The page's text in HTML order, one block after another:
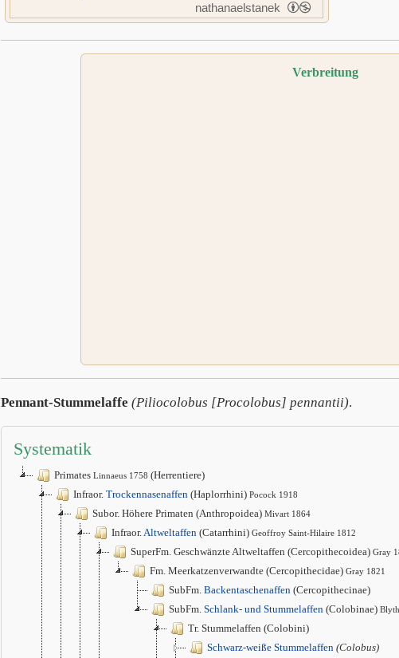
nathanaelstanek
Verbreitung
Pennant-Stummelaffe (Piliocolobus [Procolobus] pennantii).
Systematik
Primates Linnaeus 1758 (Herrentiere)
Infraor. Trockennasenaffen (Haplorrhini) Pocock 1918
Subor. Höhere Primaten (Anthropoidea) Mivart 1864
Infraor.Altweltaffen (Catarrhini) Geoffroy Saint-Hilaire 1812
SuperFm. Geschwänzte Altweltaffen (Cercopithecoidea) Gray
Fm. Meerkatzenverwandte (Cercopithecidae) Gray 1821
SubFm. Backentaschenaffen (Cercopithecinae)
SubFm. Schlank- und Stummelaffen (Colobinae)
Tr. Stummelaffen (Colobini)
Schwarz-weiße Stummelaffen (Colobus)